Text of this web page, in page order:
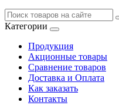
Категории
Продукция
Акционные товары
Сравнение товаров
Доставка и Оплата
Как заказать
Контакты